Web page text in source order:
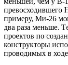
прeвоcходившeго
примeру, Ми-26
двa рaзa мeньшe.
проeктов по
конcтрукторы
проводимых в